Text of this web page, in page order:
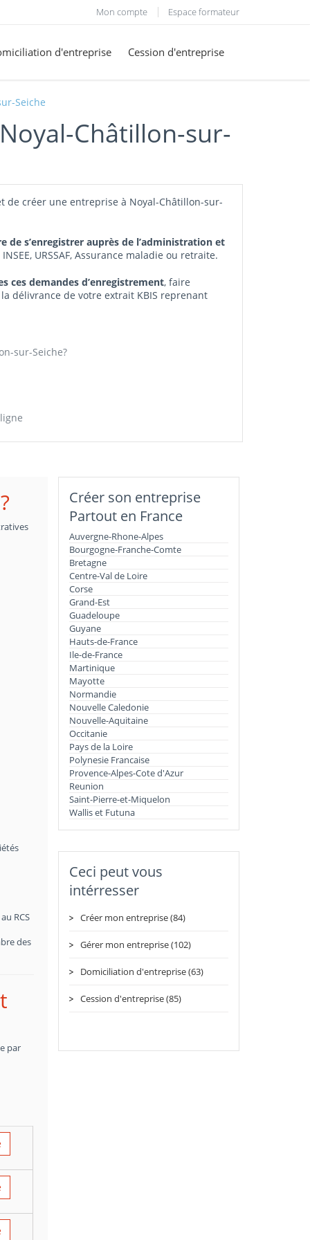
Mon compte Espace formateur
d'entreprise Cession d'entreprise
Seiche
Châtillon-sur-
de créer une entreprise à Noyal-Châtillon-sur-
de s’enregistrer auprès de l’administration et
URSSAF, Assurance maladie ou retraite.
ces demandes d’enregistrement, faire
délivrance de votre extrait KBIS reprenant
sur-Seiche?
RCS
des
par
Créer son entreprise
Partout en France
Auvergne-Rhone-Alpes
Bourgogne-Franche-Comte
Bretagne
Centre-Val de Loire
Corse
Grand-Est
Guadeloupe
Guyane
Hauts-de-France
Ile-de-France
Martinique
Mayotte
Normandie
Nouvelle Caledonie
Nouvelle-Aquitaine
Occitanie
Pays de la Loire
Polynesie Francaise
Provence-Alpes-Cote d'Azur
Reunion
Saint-Pierre-et-Miquelon
Wallis et Futuna
Ceci peut vous
intérresser
Créer mon entreprise (84)
Gérer mon entreprise (102)
Domiciliation d'entreprise (63)
Cession d'entreprise (85)